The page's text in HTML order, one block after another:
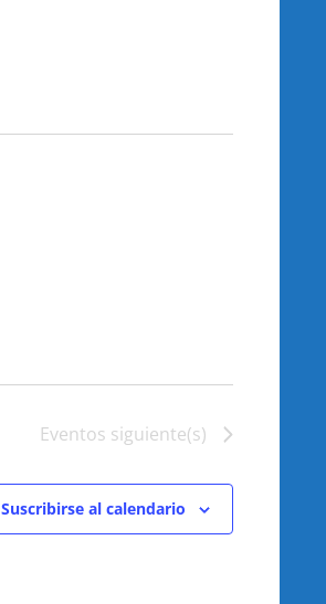
Eventos siguiente(s)
Suscribirse al calendario